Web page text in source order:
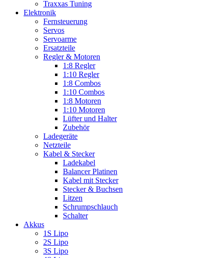
Traxxas Tuning
Elektronik
Fernsteuerung
Servos
Servoarme
Ersatzteile
Regler & Motoren
1:8 Regler
1:10 Regler
1:8 Combos
1:10 Combos
1:8 Motoren
1:10 Motoren
Lüfter und Halter
Zubehör
Ladegeräte
Netzteile
Kabel & Stecker
Ladekabel
Balancer Platinen
Kabel mit Stecker
Stecker & Buchsen
Litzen
Schrumpschlauch
Schalter
Akkus
1S Lipo
2S Lipo
3S Lipo